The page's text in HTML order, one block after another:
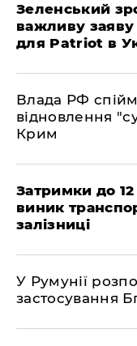
Зеленський
важливу
для Patriot в
Влада РФ
відновлення
Крим
Затримки до
виник
залізниці
У Румунії
застосування